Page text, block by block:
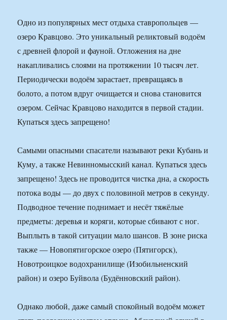
Одно из популярных мест отдыха ставропольцев —
озеро Кравцово. Это уникальный реликтовый водоём
с древней флорой и фауной. Отложения на дне
накапливались слоями на протяжении 10 тысяч лет.
Периодически водоём зарастает, превращаясь в
болото, а потом вдруг очищается и снова становится
озером. Сейчас Кравцово находится в первой стадии.
Купаться здесь запрещено!
Самыми опасными спасатели называют реки Кубань и
Куму, а также Невинномысский канал. Купаться здесь
запрещено! Здесь не проводится чистка дна, а скорость
потока воды — до двух с половиной метров в секунду.
Подводное течение поднимает и несёт тяжёлые
предметы: деревья и коряги, которые сбивают с ног.
Выплыть в такой ситуации мало шансов. В зоне риска
также — Новопятигорское озеро (Пятигорск),
Новотроицкое водохранилище (Изобильненский
район) и озеро Буйвола (Будённовский район).
Однако любой, даже самый спокойный водоём может